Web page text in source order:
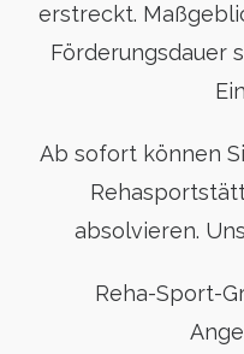
erstreckt.
Förderungsdauer
Ab sofort können
absolvieren.
Reha-Sport-